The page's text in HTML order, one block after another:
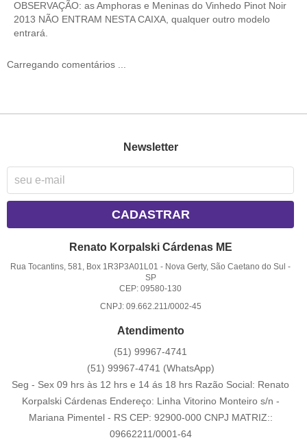
OBSERVAÇÃO: as Amphoras e Meninas do Vinhedo Pinot Noir
2013 NÃO ENTRAM NESTA CAIXA, qualquer outro modelo
entrará.
Carregando comentários ...
Newsletter
CADASTRAR
Renato Korpalski Cárdenas ME
Rua Tocantins, 581, Box 1R3P3A01L01 - Nova Gerty, São Caetano do Sul -
SP
CEP: 09580-130
CNPJ: 09.662.211/0002-45
Atendimento
(51) 99967-4741
(51) 99967-4741 (WhatsApp)
Seg - Sex 09 hrs às 12 hrs e 14 ás 18 hrs Razão Social: Renato
Korpalski Cárdenas Endereço: Linha Vitorino Monteiro s/n -
Mariana Pimentel - RS CEP: 92900-000 CNPJ MATRIZ::
09662211/0001-64